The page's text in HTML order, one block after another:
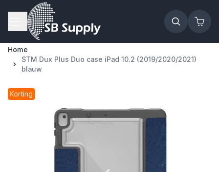
Ga naar de inhoud
Home
STM Dux Plus Duo case iPad 10.2 (2019/2020/2021)
blauw
Korting